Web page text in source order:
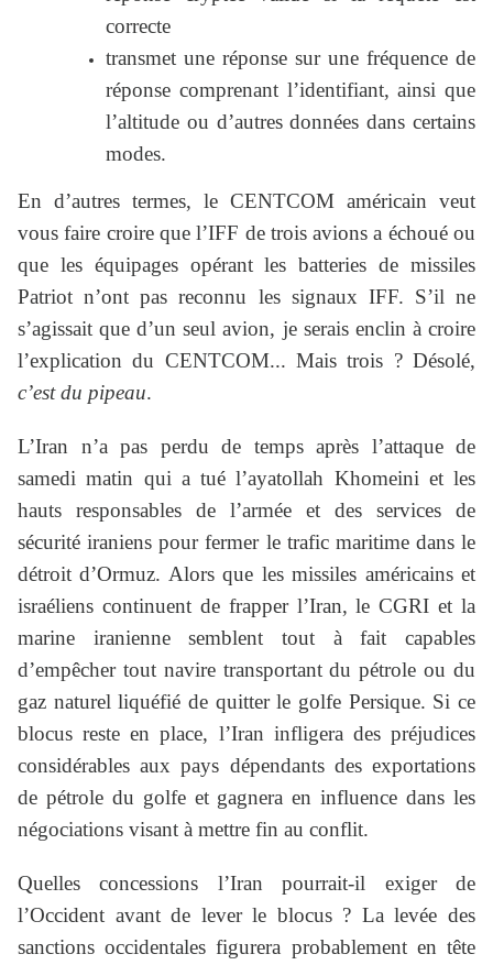
correcte
transmet une réponse sur une fréquence de
réponse comprenant l’identifiant, ainsi que
l’altitude ou d’autres données dans certains
modes.
En d’autres termes, le CENTCOM américain veut
vous faire croire que l’IFF de trois avions a échoué ou
que les équipages opérant les batteries de missiles
Patriot n’ont pas reconnu les signaux IFF. S’il ne
s’agissait que d’un seul avion, je serais enclin à croire
l’explication du CENTCOM... Mais trois ? Désolé,
c’est du pipeau.
L’Iran n’a pas perdu de temps après l’attaque de
samedi matin qui a tué l’ayatollah Khomeini et les
hauts responsables de l’armée et des services de
sécurité iraniens pour fermer le trafic maritime dans le
détroit d’Ormuz. Alors que les missiles américains et
israéliens continuent de frapper l’Iran, le CGRI et la
marine iranienne semblent tout à fait capables
d’empêcher tout navire transportant du pétrole ou du
gaz naturel liquéfié de quitter le golfe Persique. Si ce
blocus reste en place, l’Iran infligera des préjudices
considérables aux pays dépendants des exportations
de pétrole du golfe et gagnera en influence dans les
négociations visant à mettre fin au conflit.
Quelles concessions l’Iran pourrait-il exiger de
l’Occident avant de lever le blocus ? La levée des
sanctions occidentales figurera probablement en tête